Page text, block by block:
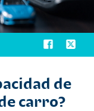
de
carro?